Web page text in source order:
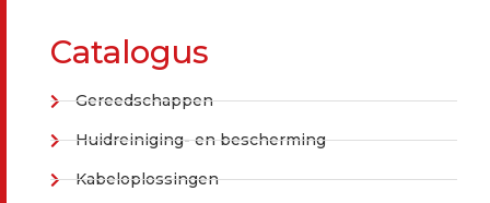
Catalogus
Gereedschappen
Huidreiniging- en bescherming
Kabeloplossingen